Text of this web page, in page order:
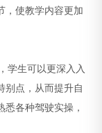
，使教学内容更加
学生可以更深入入
别点，从而提升自
各种驾驶实操，